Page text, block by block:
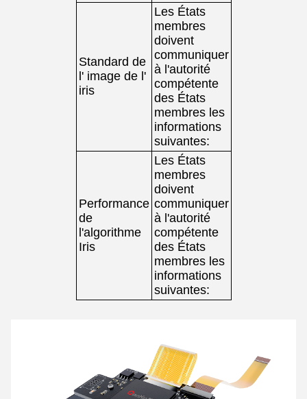
Standard de
l' image de l'
iris
Les États
membres
doivent
communiquer
à l'autorité
compétente
des États
membres les
informations
suivantes:
Performance
de
l'algorithme
Iris
Les États
membres
doivent
communiquer
à l'autorité
compétente
des États
membres les
informations
suivantes: